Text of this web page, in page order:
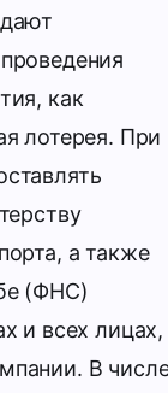
как
лотерея. При
а также
(ФНС)
и всех лицах,
В